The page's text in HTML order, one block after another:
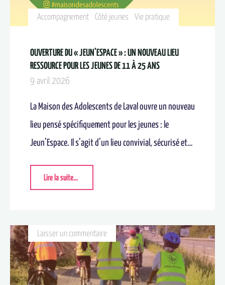
Accompagnement Côté jeunes Vie pratique
OUVERTURE DU « JEUN’ESPACE » : UN NOUVEAU LIEU
RESSOURCE POUR LES JEUNES DE 11 À 25 ANS
9 avril 2026
La Maison des Adolescents de Laval ouvre un nouveau
lieu pensé spécifiquement pour les jeunes : le
Jeun’Espace. Il s’agit d’un lieu convivial, sécurisé et…
Lire la suite...
Laisser un commentaire